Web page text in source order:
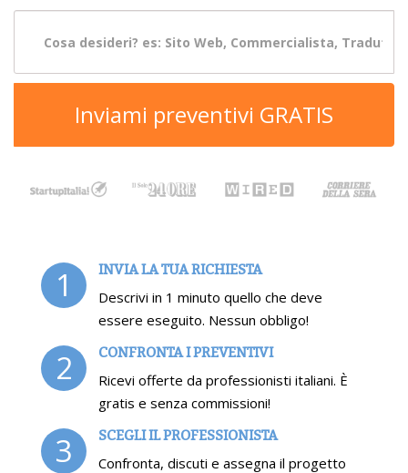
Inviami preventivi GRATIS
1 INVIA LA TUA RICHIESTA
Descrivi in 1 minuto quello che deve
essere eseguito. Nessun obbligo!
2 CONFRONTA I PREVENTIVI
Ricevi offerte da professionisti italiani. È
gratis e senza commissioni!
3 SCEGLI IL PROFESSIONISTA
Confronta, discuti e assegna il progetto